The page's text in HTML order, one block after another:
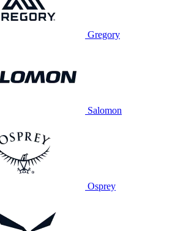
Gregory
Salomon
Osprey